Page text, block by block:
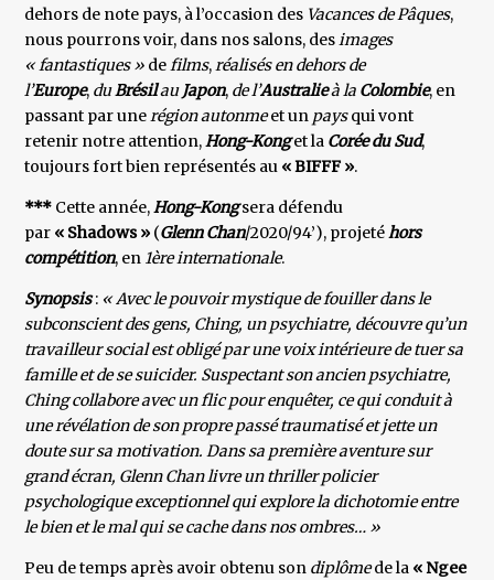
dehors de note pays, à l’occasion des Vacances de Pâques,
nous pourrons voir, dans nos salons, desimages
« fantastiques » defilms,réalisés en dehors de
l’Europe, duBrésilauJapon, de l’Australieà la Colombie, en
passant par unerégion autonmeet un paysqui vont
retenir notre attention,Hong-Konget la Corée du Sud,
toujours fort bien représentés au « BIFFF ».
*** Cette année,Hong-Kongsera défendu
par « Shadows » (Glenn Chan/2020/94’), projetéhors
compétition, en 1ère internationale.
Synopsis: « Avec le pouvoir mystique de fouiller dans le
subconscient des gens, Ching, un psychiatre, découvre qu’un
travailleur social est obligé par une voix intérieure de tuer sa
famille et de se suicider. Suspectant son ancien psychiatre,
Ching collabore avec un flic pour enquêter, ce qui conduit à
une révélation de son propre passé traumatisé et jette un
doute sur sa motivation. Dans sa première aventure sur
grand écran, Glenn Chan livre un thriller policier
psychologique exceptionnel qui explore la dichotomie entre
le bien et le mal qui se cache dans nos ombres… »
Peu de temps après avoir obtenu son diplômede la « Ngee